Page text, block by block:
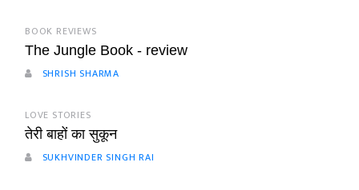
BOOK REVIEWS
The Jungle Book - review
SHRISH SHARMA
LOVE STORIES
तेरी बाहों का सुकून
SUKHVINDER SINGH RAI